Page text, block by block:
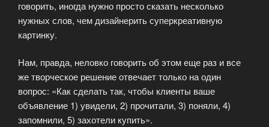
говорить, иногда нужно просто сказать несколько
нужных слов, чем дизайнерить суперкреативную
картинку.
Нам, правда, неловко говорить об этом еще раз и все
же творческое решение отвечает только на один
вопрос: «Как сделать так, чтобы клиенты ваше
объявление 1) увидели, 2) прочитали, 3) поняли, 4)
запомнили, 5) захотели купить».